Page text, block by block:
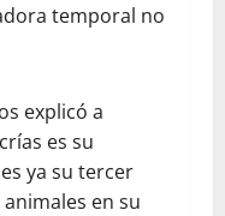
temporal no
explicó a
es su
ya su tercer
en su